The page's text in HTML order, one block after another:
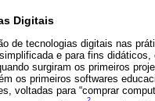
Digitais
de tecnologias digitais nas
e para fins
surgiram os primeiros
os primeiros softwares
voltadas para “comprar